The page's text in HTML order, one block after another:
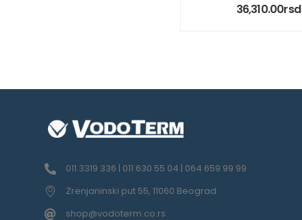
36,310.00rsd
011 3319 336 | 011 630 55 04 | 064 659 99 99
Zrenjaninski put 55, 11060 Beograd
shop@vodoterm.co.rs